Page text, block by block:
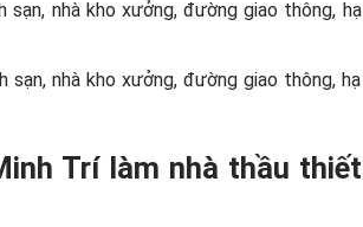
nhà kho xưởng, đường giao thông, hạ
sạn, nhà kho xưởng, đường giao thông, hạ
Trí làm nhà thầu thiết